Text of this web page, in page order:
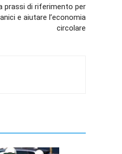
prassi di riferimento per
e aiutare l’economia
circolare